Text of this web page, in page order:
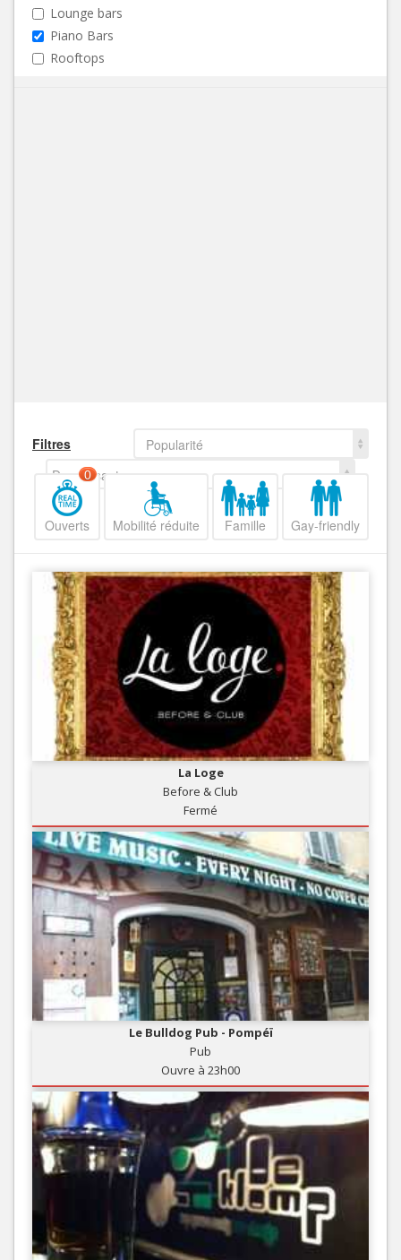
Lounge bars
Piano Bars
Rooftops
Filtres
Popularité
Decroissant
Ouverts
0
Mobilité réduite Famille Gay-friendly
La Loge
Before & Club
Fermé
Le Bulldog Pub - Pompéï
Pub
Ouvre à 23h00